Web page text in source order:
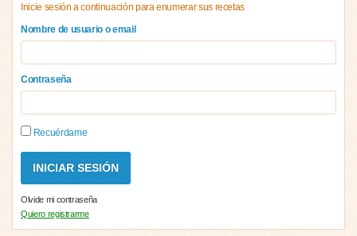
Inicie sesión a continuación para enumerar sus recetas
Nombre de usuario o email
Contraseña
Recuérdame
Olvide mi contraseña
Quiero registrarme